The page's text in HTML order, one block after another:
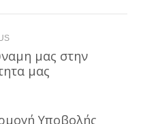
μας στην
μας
Υποβολής